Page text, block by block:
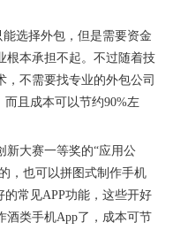
能选择外包，但是需要资金
根本承担不起。不过随着技
不需要找专业的外包公司
且成本可以节约90%左
新大赛一等奖的“应用公
，也可以拼图式制作手机
常见APP功能，这些开好
酒类手机App了，成本可节